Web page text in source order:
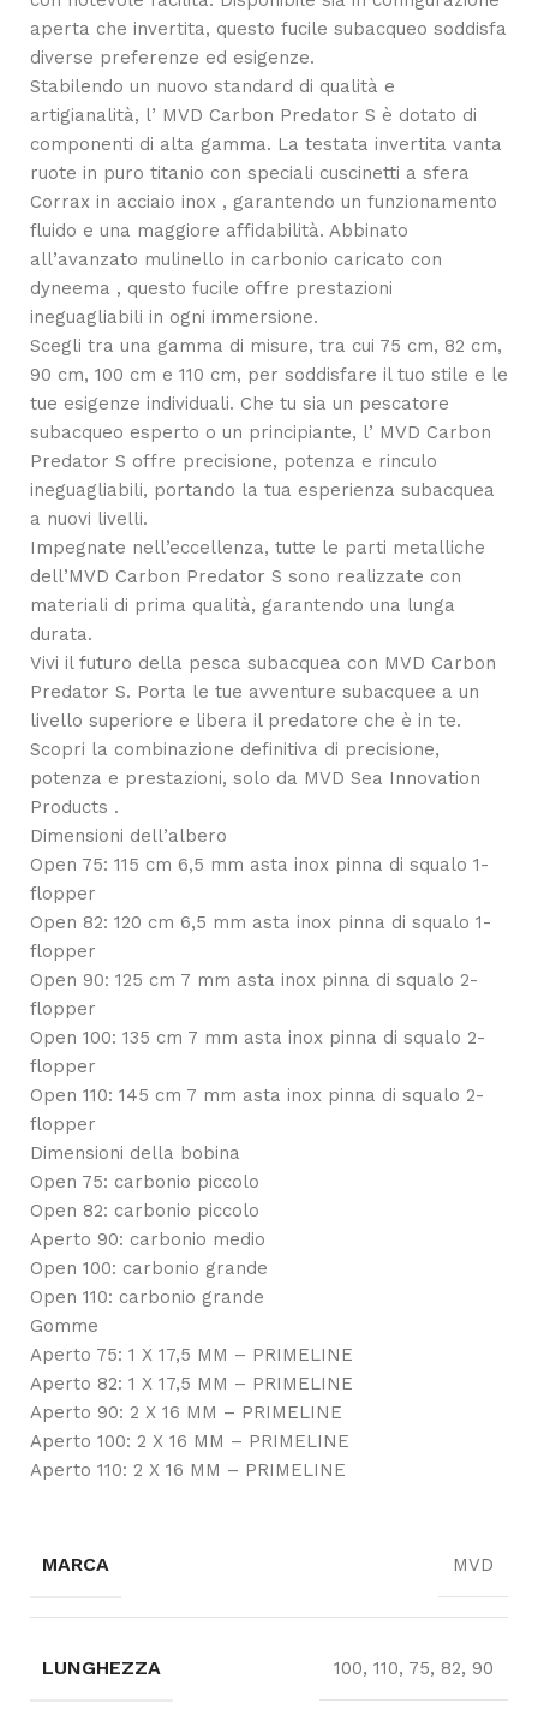
aperta che invertita, questo fucile subacqueo soddisfa
diverse preferenze ed esigenze.
Stabilendo un nuovo standard di qualità e
artigianalità, l’ MVD Carbon Predator S è dotato di
componenti di alta gamma. La testata invertita vanta
ruote in puro titanio con speciali cuscinetti a sfera
Corrax in acciaio inox , garantendo un funzionamento
fluido e una maggiore affidabilità. Abbinato
all’avanzato mulinello in carbonio caricato con
dyneema , questo fucile offre prestazioni
ineguagliabili in ogni immersione.
Scegli tra una gamma di misure, tra cui 75 cm, 82 cm,
90 cm, 100 cm e 110 cm, per soddisfare il tuo stile e le
tue esigenze individuali. Che tu sia un pescatore
subacqueo esperto o un principiante, l’ MVD Carbon
Predator S offre precisione, potenza e rinculo
ineguagliabili, portando la tua esperienza subacquea
a nuovi livelli.
Impegnate nell’eccellenza, tutte le parti metalliche
dell’MVD Carbon Predator S sono realizzate con
materiali di prima qualità, garantendo una lunga
durata.
Vivi il futuro della pesca subacquea con MVD Carbon
Predator S. Porta le tue avventure subacquee a un
livello superiore e libera il predatore che è in te.
Scopri la combinazione definitiva di precisione,
potenza e prestazioni, solo da MVD Sea Innovation
Products .
Dimensioni dell’albero
Open 75: 115 cm 6,5 mm asta inox pinna di squalo 1-
flopper
Open 82: 120 cm 6,5 mm asta inox pinna di squalo 1-
flopper
Open 90: 125 cm 7 mm asta inox pinna di squalo 2-
flopper
Open 100: 135 cm 7 mm asta inox pinna di squalo 2-
flopper
Open 110: 145 cm 7 mm asta inox pinna di squalo 2-
flopper
Dimensioni della bobina
Open 75: carbonio piccolo
Open 82: carbonio piccolo
Aperto 90: carbonio medio
Open 100: carbonio grande
Open 110: carbonio grande
Gomme
Aperto 75: 1 X 17,5 MM – PRIMELINE
Aperto 82: 1 X 17,5 MM – PRIMELINE
Aperto 90: 2 X 16 MM – PRIMELINE
Aperto 100: 2 X 16 MM – PRIMELINE
Aperto 110: 2 X 16 MM – PRIMELINE
MARCA MVD
LUNGHEZZA 100, 110, 75, 82, 90